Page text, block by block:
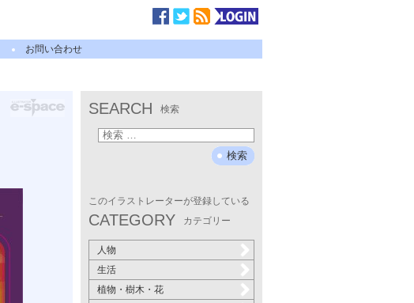
お問い合わせ
SEARCH 検索
このイラストレーターが登録している
CATEGORY カテゴリー
人物
生活
植物・樹木・花